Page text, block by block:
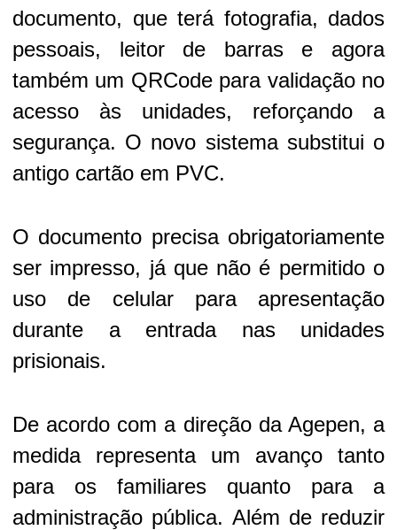
documento, que terá fotografia, dados
pessoais, leitor de barras e agora
também um QRCode para validação no
acesso às unidades, reforçando a
segurança. O novo sistema substitui o
antigo cartão em PVC.
O documento precisa obrigatoriamente
ser impresso, já que não é permitido o
uso de celular para apresentação
durante a entrada nas unidades
prisionais.
De acordo com a direção da Agepen, a
medida representa um avanço tanto
para os familiares quanto para a
administração pública. Além de reduzir